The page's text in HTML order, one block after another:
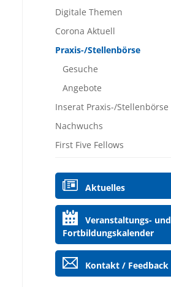
Digitale Themen
Corona Aktuell
Praxis-/Stellenbörse
Gesuche
Angebote
Inserat Praxis-/Stellenbörse
Nachwuchs
First Five Fellows
Navigation
überspringen
Aktuelles
Veranstaltungs- und
Fortbildungskalender
Kontakt / Feedback